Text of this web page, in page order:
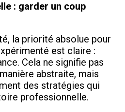
: garder un coup
la priorité absolue pour
est claire :
Cela ne signifie pas
abstraite, mais
des stratégies qui
professionnelle.